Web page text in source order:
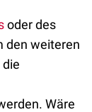
oder des
den weiteren
Wäre